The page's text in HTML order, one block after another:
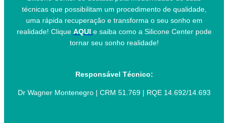
técnicas que possibilitam um procedimento de qualidade,
uma rápida recuperação e transforma o seu sonho em
realidade! Clique AQUI e saiba como a Silicone Center pode
tornar seu sonho realidade!
Responsável Técnico:
Dr Wagner Montenegro | CRM 51.769 | RQE 14.692/14.693